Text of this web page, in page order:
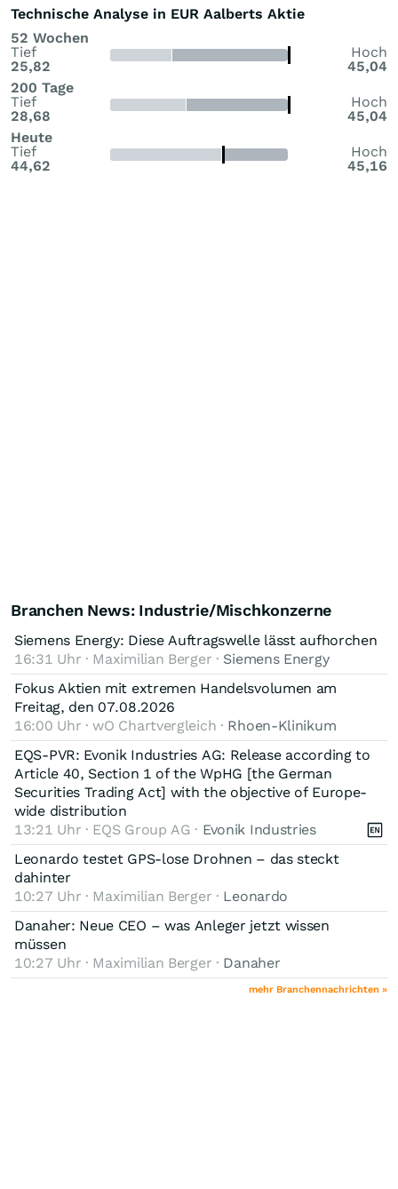
Technische Analyse in EUR Aalberts Aktie
52 Wochen
Tief
25,82
Hoch
45,04
200 Tage
Tief
28,68
Hoch
45,04
Heute
Tief
44,62
Hoch
45,16
Branchen News: Industrie/Mischkonzerne
Siemens Energy: Diese Auftragswelle lässt aufhorchen
16:31 Uhr · Maximilian Berger · Siemens Energy
Fokus Aktien mit extremen Handelsvolumen am
Freitag, den 07.08.2026
16:00 Uhr · wO Chartvergleich · Rhoen-Klinikum
EQS-PVR: Evonik Industries AG: Release according to
Article 40, Section 1 of the WpHG [the German
Securities Trading Act] with the objective of Europe-
wide distribution
13:21 Uhr · EQS Group AG · Evonik Industries
Leonardo testet GPS-lose Drohnen – das steckt
dahinter
10:27 Uhr · Maximilian Berger · Leonardo
Danaher: Neue CEO – was Anleger jetzt wissen
müssen
10:27 Uhr · Maximilian Berger · Danaher
mehr Branchennachrichten »